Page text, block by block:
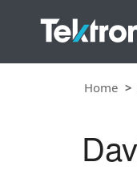
Home